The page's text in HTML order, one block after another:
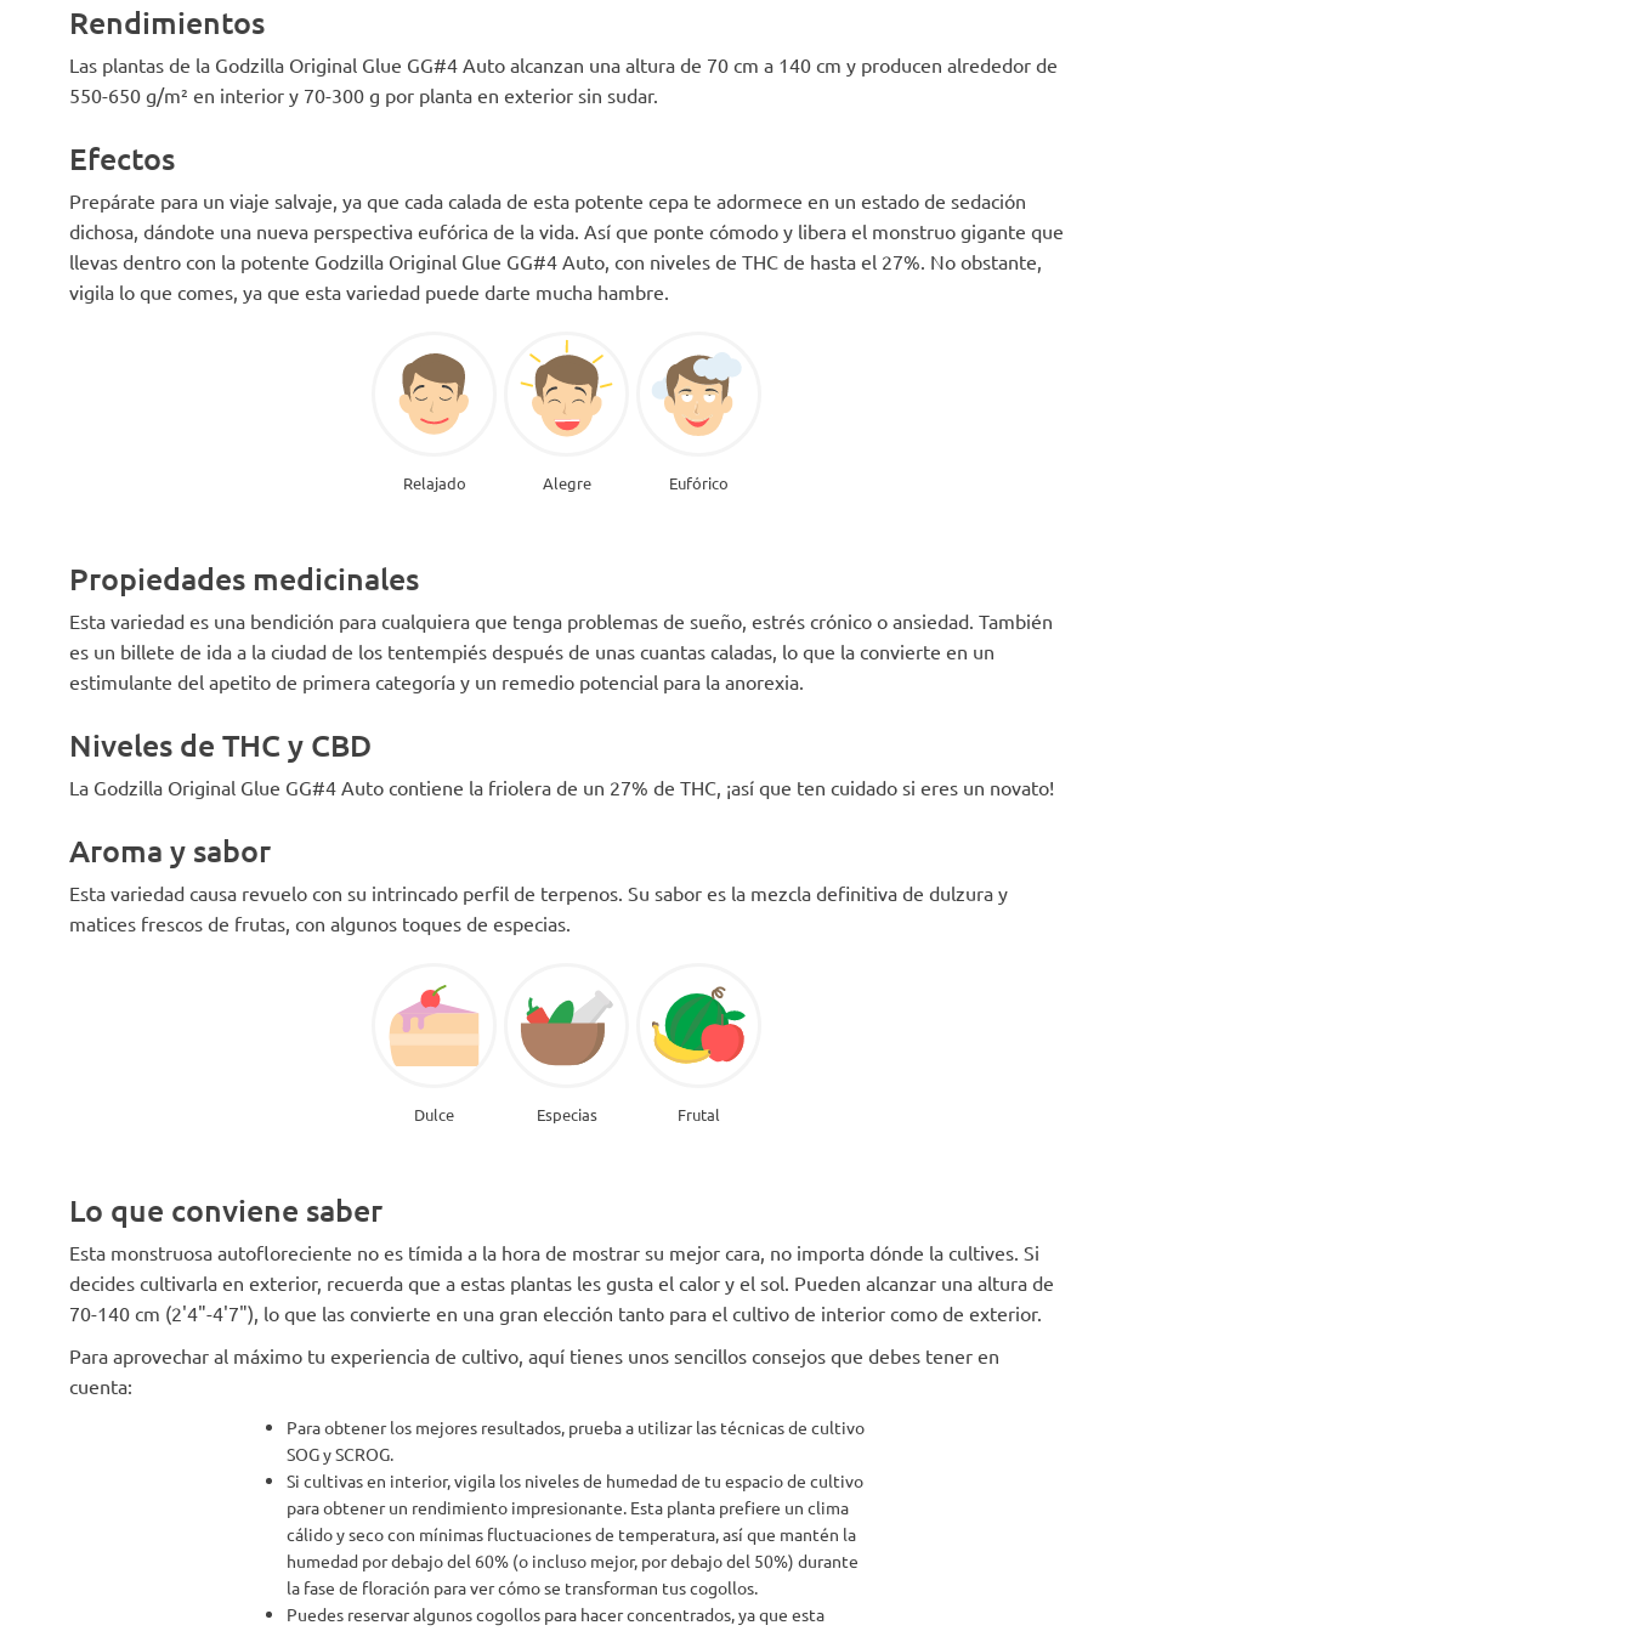
Rendimientos
Las plantas de la Godzilla Original Glue GG#4 Auto alcanzan una altura de 70 cm a 140 cm y producen alrededor de
550-650 g/m² en interior y 70-300 g por planta en exterior sin sudar.
Efectos
Prepárate para un viaje salvaje, ya que cada calada de esta potente cepa te adormece en un estado de sedación
dichosa, dándote una nueva perspectiva eufórica de la vida. Así que ponte cómodo y libera el monstruo gigante que
llevas dentro con la potente Godzilla Original Glue GG#4 Auto, con niveles de THC de hasta el 27%. No obstante,
vigila lo que comes, ya que esta variedad puede darte mucha hambre.
Relajado Alegre Eufórico
Propiedades medicinales
Esta variedad es una bendición para cualquiera que tenga problemas de sueño, estrés crónico o ansiedad. También
es un billete de ida a la ciudad de los tentempiés después de unas cuantas caladas, lo que la convierte en un
estimulante del apetito de primera categoría y un remedio potencial para la anorexia.
Niveles de THC y CBD
La Godzilla Original Glue GG#4 Auto contiene la friolera de un 27% de THC, ¡así que ten cuidado si eres un novato!
Aroma y sabor
Esta variedad causa revuelo con su intrincado perfil de terpenos. Su sabor es la mezcla definitiva de dulzura y
matices frescos de frutas, con algunos toques de especias.
Dulce Especias Frutal
Lo que conviene saber
Esta monstruosa autofloreciente no es tímida a la hora de mostrar su mejor cara, no importa dónde la cultives. Si
decides cultivarla en exterior, recuerda que a estas plantas les gusta el calor y el sol. Pueden alcanzar una altura de
70-140 cm (2'4"-4'7"), lo que las convierte en una gran elección tanto para el cultivo de interior como de exterior.
Para aprovechar al máximo tu experiencia de cultivo, aquí tienes unos sencillos consejos que debes tener en
cuenta:
Para obtener los mejores resultados, prueba a utilizar las técnicas de cultivo
SOG y SCROG.
Si cultivas en interior, vigila los niveles de humedad de tu espacio de cultivo
para obtener un rendimiento impresionante. Esta planta prefiere un clima
cálido y seco con mínimas fluctuaciones de temperatura, así que mantén la
humedad por debajo del 60% (o incluso mejor, por debajo del 50%) durante
la fase de floración para ver cómo se transforman tus cogollos.
Puedes reservar algunos cogollos para hacer concentrados, ya que esta